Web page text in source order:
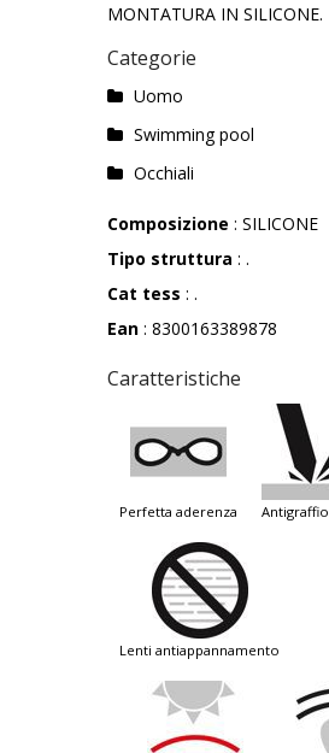
MONTATURA IN SILICONE.
Categorie
Uomo
Swimming pool
Occhiali
Composizione : SILICONE
Tipo struttura : .
Cat tess : .
Ean : 8300163389878
Caratteristiche
perfetta aderenza antigraffio
lenti antiappannamento